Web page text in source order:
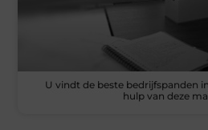
U vindt de beste bedrijfspanden
hulp van deze